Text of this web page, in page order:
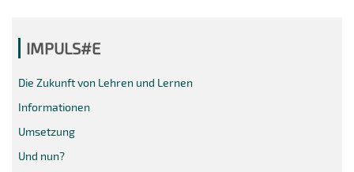
IMPULS#E
Die Zukunft von Lehren und Lernen
Informationen
Umsetzung
Und nun?